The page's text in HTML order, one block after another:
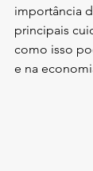
importância
principais
como isso
e na